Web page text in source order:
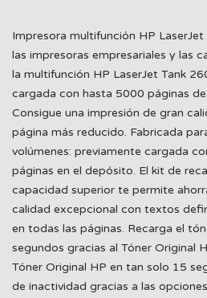
Impresora multifunción HP
las impresoras empresariales y las
la multifunción HP LaserJet Tank
cargada con hasta 5000 páginas de
Consigue una impresión de gran
página más reducido. Fabricada
volúmenes: previamente cargada
páginas en el depósito. El kit de
capacidad superior te permite
calidad excepcional con textos
en todas las páginas. Recarga el
segundos gracias al Tóner Original
Tóner Original HP en tan solo 15
de inactividad gracias a las